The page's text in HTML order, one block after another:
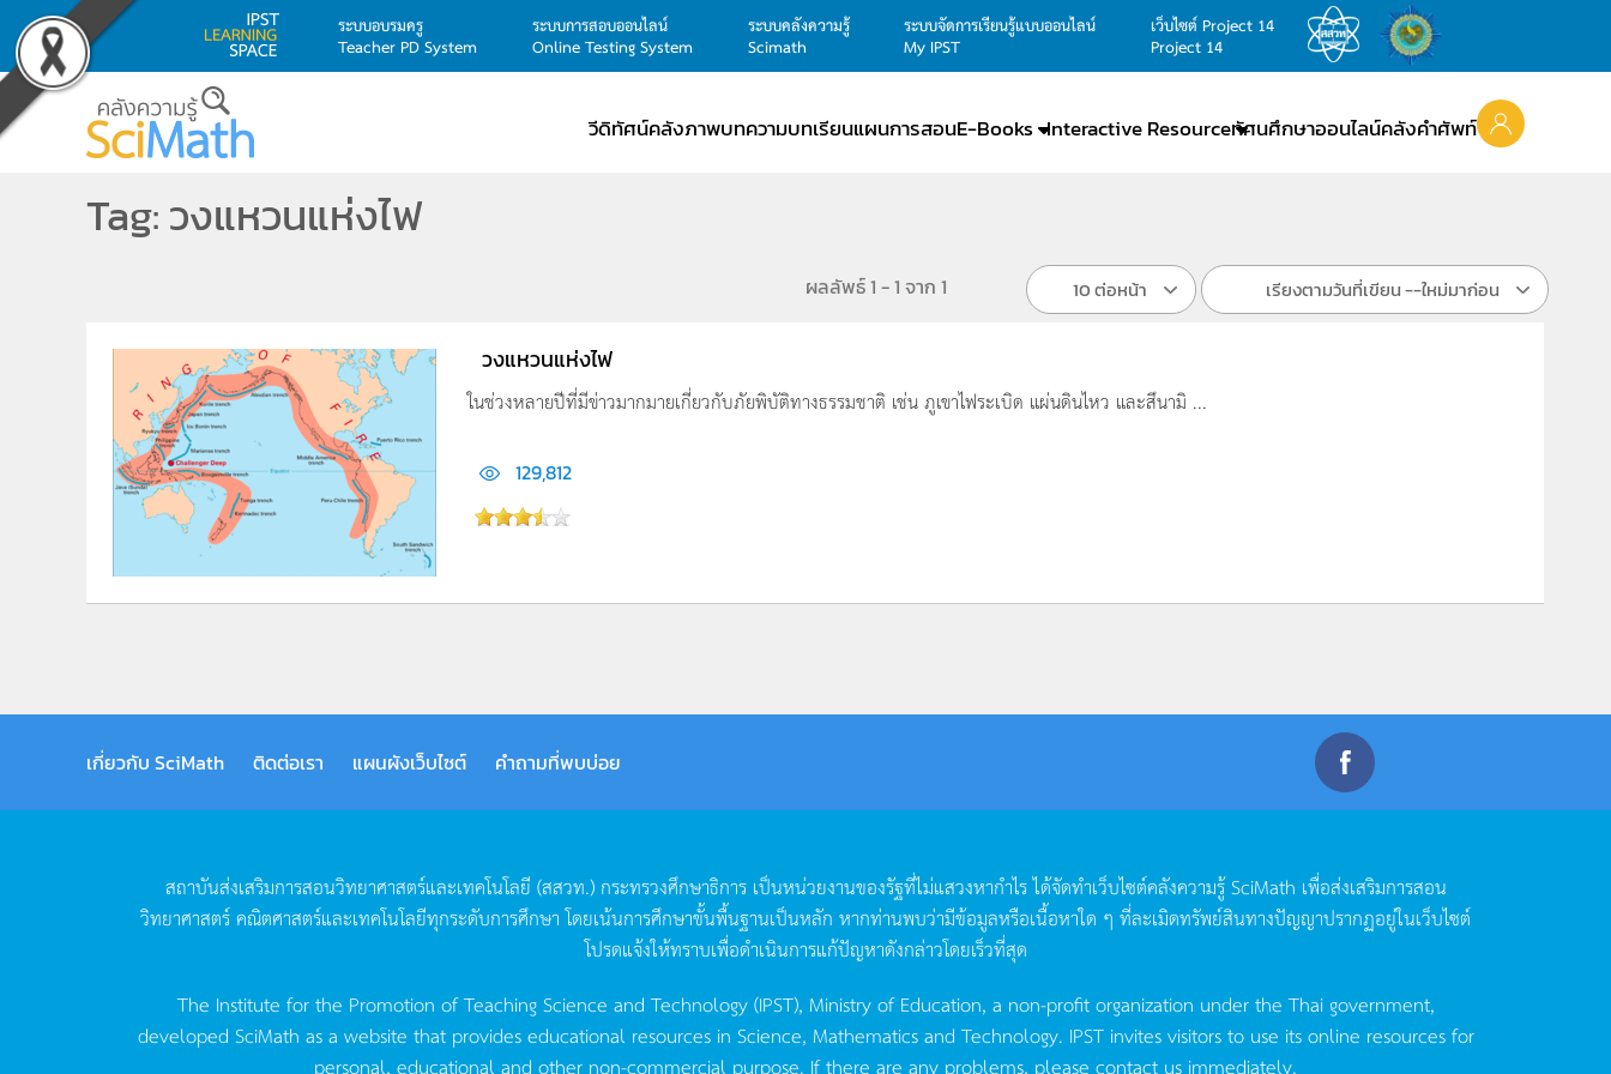
Skip to main content
ระบบอบรมครู
Teacher PD System
ระบบการสอบออนไลน์
Online Testing System
ระบบคลังความรู้
Scimath
ระบบจัดการเรียนรู้แบบออนไลน์
My IPST
เว็บไซต์ Project 14
Project 14
วีดิทัศน์คลังภาพบทความบทเรียนแผนการสอนE-Books Interactive Resourceทัศนศึกษาออนไลน์คลังคำศัพท์
Tag: วงแหวนแห่งไฟ
ผลลัพธ์ 1 - 1 จาก 1 10 ต่อหน้า เรียงตามวันที่เขียน --ใหม่มาก่อน
วงแหวนแห่งไฟ
ในช่วงหลายปีที่มีข่าวมากมายเกี่ยวกับภัยพิบัติทางธรรมชาติ เช่น ภูเขาไฟระเบิด แผ่นดินไหว และสึนามิ ...
129,812
เกี่ยวกับ SciMath ติดต่อเรา แผนผังเว็บไซต์ คำถามที่พบบ่อย
สถาบันส่งเสริมการสอนวิทยาศาสตร์และเทคโนโลยี (สสวท.) กระทรวงศึกษาธิการ เป็นหน่วยงานของรัฐที่ไม่แสวงหากำไรได้จัดทำเว็บไซต์คลังความรู้SciMath เพื่อส่งเสริมการสอน
วิทยาศาสตร์คณิตศาสตร์และเทคโนโลยีทุกระดับการศึกษา โดยเน้นการศึกษาขั้นพื้นฐานเป็นหลัก หากท่านพบว่ามีข้อมูลหรือเนื้อหาใด ๆ ที่ละเมิดทรัพย์สินทางปัญญาปรากฏอยู่ในเว็บไซต์
โปรดแจ้งให้ทราบเพื่อดำเนินการแก้ปัญหาดังกล่าวโดยเร็วที่สุด
The Institute for the Promotion of Teaching Science and Technology (IPST), Ministry of Education, a non-profit organization under the Thai government,
developed SciMath as a website that provides educational resources in Science, Mathematics and Technology. IPST invites visitors to use its online resources for
personal, educational and other non-commercial purpose. If there are any problems, please contact us immediately.